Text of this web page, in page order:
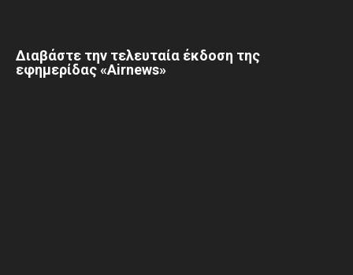
Διαβάστε την τελευταία έκδοση της
εφημερίδας «Airnews»